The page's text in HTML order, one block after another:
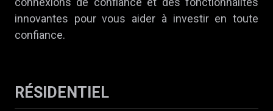
innovantes pour vous aider à investir en toute
confiance.
RÉSIDENTIEL